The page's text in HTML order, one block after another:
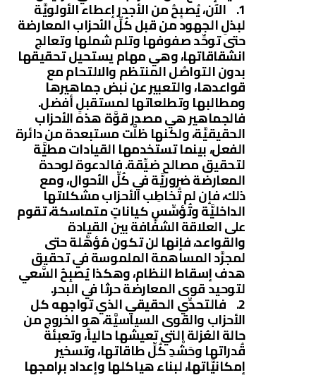
1. الآن، يُصبِحُ من الأجدر إعطاء الأولويَّة
لبذلِ الجهود من قبل كُلِّ الأحزاب المعارضة
حتى توحِّد صفوفها وتلم شملها وتعالج
انشقاقاتها، وهي مهام يستحيل تحقيقها
بدون التواصُل المنتظم والالتحام مع
قواعدها، والتعبير عن نبض جماهيرها
ومطالبها وتطلعاتها لمستقبلٍ أفضل.
فالجماهير هي مصدر قوَّة هذه الأحزاب
الحقيقيَّة، ولكنها ظلَّت مستبعدة من دائرة
الفعل، بينما تستخدمها القيادات مطيَّة
لتحقيق مصالح ضيِّقة. فالدعوة لوحدة
المعارضة ضروريَّة في كُلِّ الأحوال، ومع
ذلك، فإن لم تُخاطِب الأحزاب مشكلاتها
الداخليَّة وتُؤسِّس كياناتٍ متماسكة، تقوم
على العلاقة الشفَّافة بين القيادة
والقواعد، فإنها لن تكون مُؤهَّلة حتى
لمجرَّد المساهمة الملموسة في تحقيق
هدف إسقاط النظام، وهكذا يُصبِحُ السَّعي
لتوحيد قوى المعارضة حرثا في البحر.
2. فالتحدِّي الحقيقي الذي تواجهه كل
الأحزاب والقوى السياسيَّة، هو الخروج من
حالة العُزلة التي تعيشها حالياً، وتعبئة
قُدراتها وحَشْدِ كُلِّ طاقاتها، وتسخير
إمكانيَّاتها، لبناء هياكلها وإعداد برامجها